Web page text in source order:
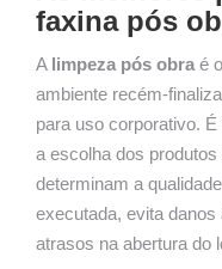
faxina pós
A limpeza pós obra é
ambiente recém-
para uso corporativo.
a escolha dos
determinam a
executada, evita
atrasos na abertura do